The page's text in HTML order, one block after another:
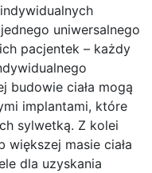
uniwersalnego
pacjentek – każdy
budowie ciała mogą
implantami, które
sylwetką. Z kolei
większej masie ciała
dla uzyskania